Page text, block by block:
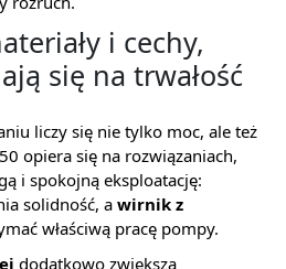
i cechy,
się na trwałość
liczy się nie tylko moc, ale też
opiera się na rozwiązaniach,
i spokojną eksploatację:
solidność, a wirnik z
właściwą pracę pompy.
dodatkowo zwiększa